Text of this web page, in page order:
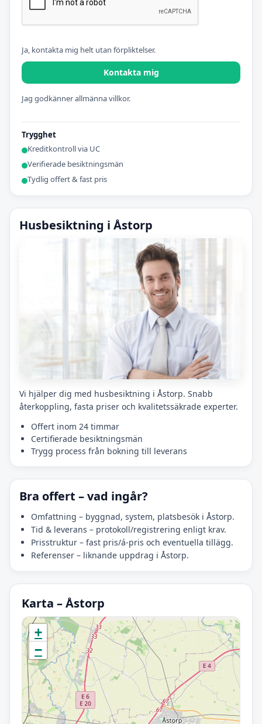
Ja, kontakta mig helt utan förpliktelser.
Kontakta mig
Jag godkänner allmänna villkor.
Trygghet
Kreditkontroll via UC
Verifierade besiktningsmän
Tydlig offert & fast pris
Husbesiktning i Åstorp
Vi hjälper dig med husbesiktning i Åstorp. Snabb
återkoppling, fasta priser och kvalitetssäkrade experter.
Offert inom 24 timmar
Certifierade besiktningsmän
Trygg process från bokning till leverans
Bra offert – vad ingår?
Omfattning – byggnad, system, platsbesök i Åstorp.
Tid & leverans – protokoll/registrering enligt krav.
Prisstruktur – fast pris/á-pris och eventuella tillägg.
Referenser – liknande uppdrag i Åstorp.
Karta – Åstorp
Initierar karta…
+
−